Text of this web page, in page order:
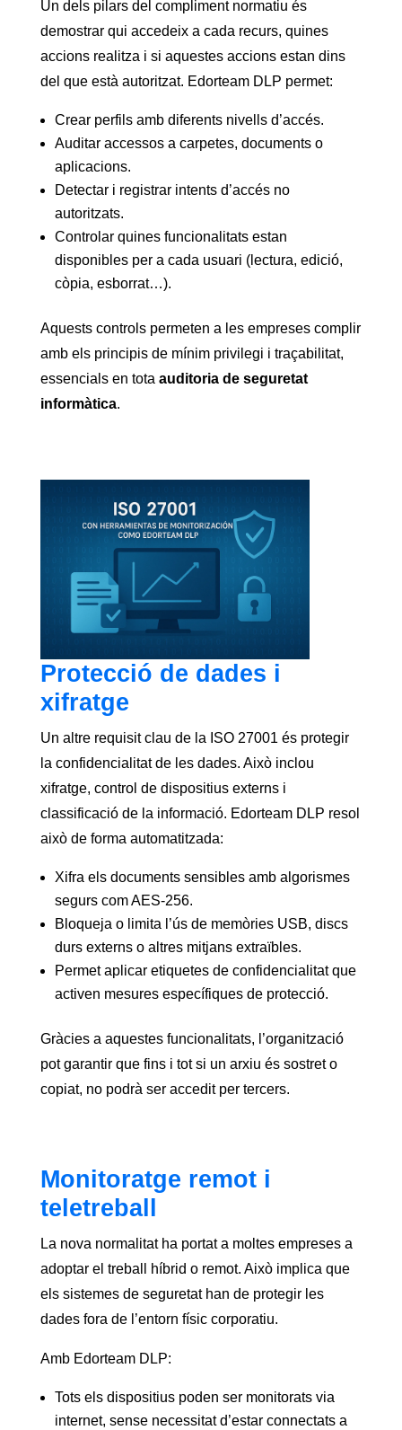
Un dels pilars del compliment normatiu és
demostrar qui accedeix a cada recurs, quines
accions realitza i si aquestes accions estan dins
del que està autoritzat. Edorteam DLP permet:
Crear perfils amb diferents nivells d’accés.
Auditar accessos a carpetes, documents o
aplicacions.
Detectar i registrar intents d’accés no
autoritzats.
Controlar quines funcionalitats estan
disponibles per a cada usuari (lectura, edició,
còpia, esborrat…).
Aquests controls permeten a les empreses complir
amb els principis de mínim privilegi i traçabilitat,
essencials en tota auditoria de seguretat
informàtica.
Protecció de dades i
xifratge
Un altre requisit clau de la ISO 27001 és protegir
la confidencialitat de les dades. Això inclou
xifratge, control de dispositius externs i
classificació de la informació. Edorteam DLP resol
això de forma automatitzada:
Xifra els documents sensibles amb algorismes
segurs com AES-256.
Bloqueja o limita l’ús de memòries USB, discs
durs externs o altres mitjans extraïbles.
Permet aplicar etiquetes de confidencialitat que
activen mesures específiques de protecció.
Gràcies a aquestes funcionalitats, l’organització
pot garantir que fins i tot si un arxiu és sostret o
copiat, no podrà ser accedit per tercers.
Monitoratge remot i
teletreball
La nova normalitat ha portat a moltes empreses a
adoptar el treball híbrid o remot. Això implica que
els sistemes de seguretat han de protegir les
dades fora de l’entorn físic corporatiu.
Amb Edorteam DLP:
Tots els dispositius poden ser monitorats via
internet, sense necessitat d’estar connectats a